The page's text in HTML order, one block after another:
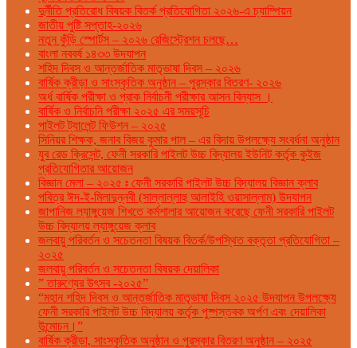
দুর্নীতি প্রতিরোধ বিষয়ক বিতর্ক প্রতিযোগিতা ২০২৬-এ চ্যাম্পিয়ন
জাতীয় পুষ্টি সপ্তাহ-২০২৬
নতুন কুঁড়ি স্পোর্টস – ২০২৬ রেজিস্ট্রেশন চলছে…
বাংলা নববর্ষ ১৪৩৩ উদযাপন
শহিদ দিবস ও আন্তর্জাতিক মাতৃভাষা দিবস – ২০২৬
বার্ষিক ক্রীড়া ও সাংস্কৃতিক অনুষ্ঠান – পুরস্কার বিতরণ- ২০২৬
অর্ধ বার্ষিক পরীক্ষা ও প্রাক নির্বাচনী পরীক্ষার আসন বিন্যাস ।
বার্ষিক ও নির্বাচনি পরীক্ষা ২০২৫ এর সময়সূচি
পাইলট ট্যালেন্ট ফিউশন – ২০২৫
সিনিয়র শিক্ষক, জনাব বিজয় কুমার পাল – এর বিদায় উপলক্ষ্যে সংবর্ধনা অনুষ্ঠান
যুব রেড ক্রিসেন্ট, ফেনী সরকারি পাইলট উচ্চ বিদ্যালয় ইউনিট কর্তৃক কুইজ
প্রতিযোগিতার আয়োজন
বিজ্ঞান মেলা – ২০২৫ ঃ ফেনী সরকারি পাইলট উচ্চ বিদ্যালয় বিজ্ঞান ক্লাব
পবিত্র ঈদ-ই-মিলাদুন্নবী (সাল্লাল্লাহু আলাইহি ওয়াসাল্লাম) উদযাপন
জাপানিজ ল্যাঙ্গুয়েজ শিখতে কর্মশালার আয়োজন করেছে ফেনী সরকারি পাইলট
উচ্চ বিদ্যালয় ল্যাঙ্গুয়েজ ক্লাব
জলবায়ু পরিবর্তন ও সচেতনতা বিষয়ক বিতর্ক/উপস্থিত বক্তৃতা প্রতিযোগিতা –
২০২৫
জলবায়ু পরিবর্তন ও সচেতনতা বিষয়ক দেয়ালিকা
” তারুণ্যের উৎসব -২০২৫”
“মহান শহিদ দিবস ও আন্তর্জাতিক মাতৃভাষা দিবস ২০২৫ উদযাপন উপলক্ষ্যে
ফেনী সরকারি পাইলট উচ্চ বিদ্যালয় কর্তৃক পুষ্পস্তবক অর্পণ এবং দেয়ালিকা
উন্মোচন।”
বার্ষিক ক্রীড়া, সাংস্কৃতিক অনুষ্ঠান ও পুরস্কার বিতরণ অনুষ্ঠান – ২০২৫